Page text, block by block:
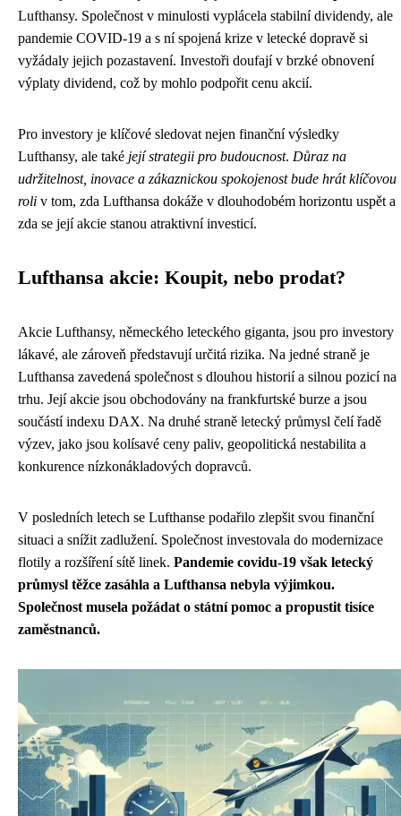
Lufthansy. Společnost v minulosti vyplácela stabilní dividendy, ale
pandemie COVID-19 a s ní spojená krize v letecké dopravě si
vyžádaly jejich pozastavení. Investoři doufají v brzké obnovení
výplaty dividend, což by mohlo podpořit cenu akcií.
Pro investory je klíčové sledovat nejen finanční výsledky
Lufthansy, ale také její strategii pro budoucnost. Důraz na
udržitelnost, inovace a zákaznickou spokojenost bude hrát klíčovou
roli v tom, zda Lufthansa dokáže v dlouhodobém horizontu uspět a
zda se její akcie stanou atraktivní investicí.
Lufthansa akcie: Koupit, nebo prodat?
Akcie Lufthansy, německého leteckého giganta, jsou pro investory
lákavé, ale zároveň představují určitá rizika. Na jedné straně je
Lufthansa zavedená společnost s dlouhou historií a silnou pozicí na
trhu. Její akcie jsou obchodovány na frankfurtské burze a jsou
součástí indexu DAX. Na druhé straně letecký průmysl čelí řadě
výzev, jako jsou kolísavé ceny paliv, geopolitická nestabilita a
konkurence nízkonákladových dopravců.
V posledních letech se Lufthanse podařilo zlepšit svou finanční
situaci a snížit zadlužení. Společnost investovala do modernizace
flotily a rozšíření sítě linek. Pandemie covidu-19 však letecký
průmysl těžce zasáhla a Lufthansa nebyla výjimkou.
Společnost musela požádat o státní pomoc a propustit tisíce
zaměstnanců.